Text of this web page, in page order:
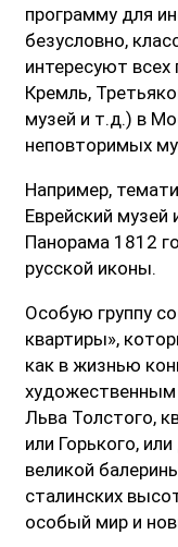
программу для
безусловно,
интересуют
Кремль,
музей и т.д.) в
неповторимых
Например,
Еврейский
Панорама 1812
русской иконы.
Особую группу
квартиры»,
как в жизнью
Льва Толстого,
или Горького,
великой
сталинских
особый мир и